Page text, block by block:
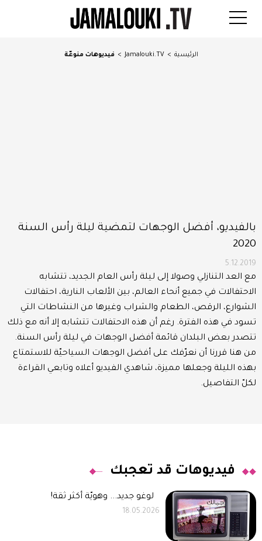
الرئيسية >
Jamalouki.TV
> فيديوهات منوعّة
بالفيديو، أفضل الوجهات لتمضية ليلة رأس السنة
2020
5.12.2019
مع العد التنازلي وصولا إلى ليلة رأس العام الجديد، تتشابه
الاحتفالات في جميع أنحاء العالم، بين الألعاب النارية، احتفالات
الشوارع، الرقص، الطعام والشراب وغيرها من النشاطات التي
تسود في هذه الفترة. رغم أن هذه الاحتفالات تتشابه إلا أنه مع ذلك
تتصدر بعض البلدان قائمة أفضل الوجهات في ليلة رأس السنة.
من هنا قررنا أن نعرّفك على أفضل الوجهات السياحيّة للاستمتاع
بهذه الليلة وجعلها مميزة، شاهدي الفيديو أعلاه وتابعي القراءة
لكلّ التفاصيل.
فيديوهات قد تعجبك
لوغو جديد... وهويّة أكثر ثقة!
18.05.2026